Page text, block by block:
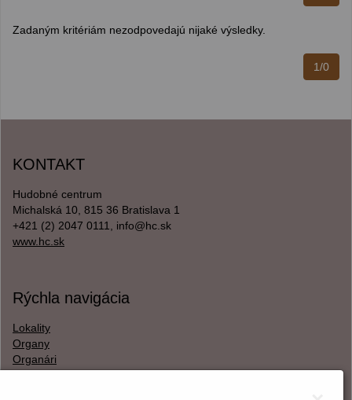
Zadaným kritériám nezodpovedajú nijaké výsledky.
1/0
KONTAKT
Hudobné centrum
Michalská 10, 815 36 Bratislava 1
+421 (2) 2047 0111, info@hc.sk
www.hc.sk
Rýchla navigácia
Lokality
Organy
Organári